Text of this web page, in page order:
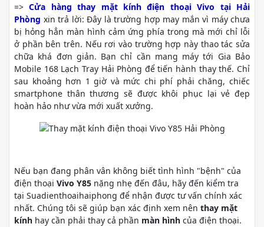
=>Cửa hàng thay mặt kính điện thoại Vivo tại Hải
Phòng xin trả lời: Đây là trường hợp may mắn vì máy chưa
bị hỏng hẳn màn hình cảm ứng phía trong mà mới chỉ lỗi
ở phần bên trên. Nếu rơi vào trường hợp này thao tác sửa
chữa khá đơn giản. Bạn chỉ cần mang máy tới Gia Bảo
Mobile 168 Lạch Tray Hải Phòng để tiến hành thay thế. Chỉ
sau khoảng hơn 1 giờ và mức chi phí phải chăng, chiếc
smartphone thân thương sẽ được khôi phục lại vẻ đẹp
hoàn hảo như vừa mới xuất xưởng.
Nếu bạn đang phân vân không biết tình hình "bệnh" của
điện thoại Vivo Y85 nặng nhẹ đến đâu, hãy đến kiểm tra
tại Suadienthoaihaiphong để nhận được tư vấn chính xác
nhất. Chúng tôi sẽ giúp bạn xác định xem nên thay mặt
kính hay cần phải thay cả phần màn hình của điện thoại.